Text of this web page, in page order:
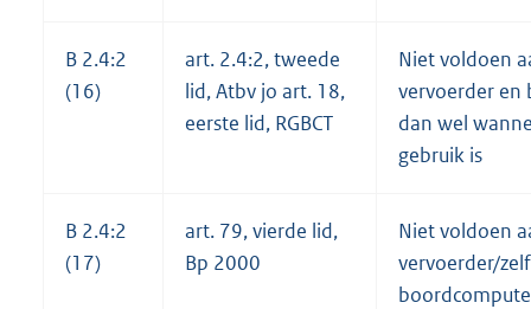
B 2.4:2
(16)
art. 2.4:2, tweede
lid, Atbv jo art. 18,
eerste lid, RGBCT
Niet voldoen
vervoerder en
dan wel
gebruik is
B 2.4:2
(17)
art. 79, vierde lid,
Bp 2000
Niet voldoen
vervoerder/